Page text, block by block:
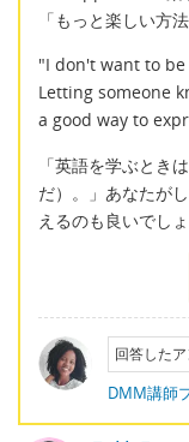
「もっと楽しい方
"I don't want to
Letting someone
a good way to
「英語を学ぶとき
だ）。」あなたが
えるのも良いでしょ
回答した
DMM講師